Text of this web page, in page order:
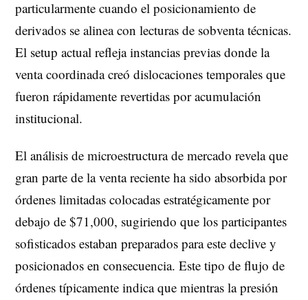
particularmente cuando el posicionamiento de
derivados se alinea con lecturas de sobventa técnicas.
El setup actual refleja instancias previas donde la
venta coordinada creó dislocaciones temporales que
fueron rápidamente revertidas por acumulación
institucional.
El análisis de microestructura de mercado revela que
gran parte de la venta reciente ha sido absorbida por
órdenes limitadas colocadas estratégicamente por
debajo de $71,000, sugiriendo que los participantes
sofisticados estaban preparados para este declive y
posicionados en consecuencia. Este tipo de flujo de
órdenes típicamente indica que mientras la presión